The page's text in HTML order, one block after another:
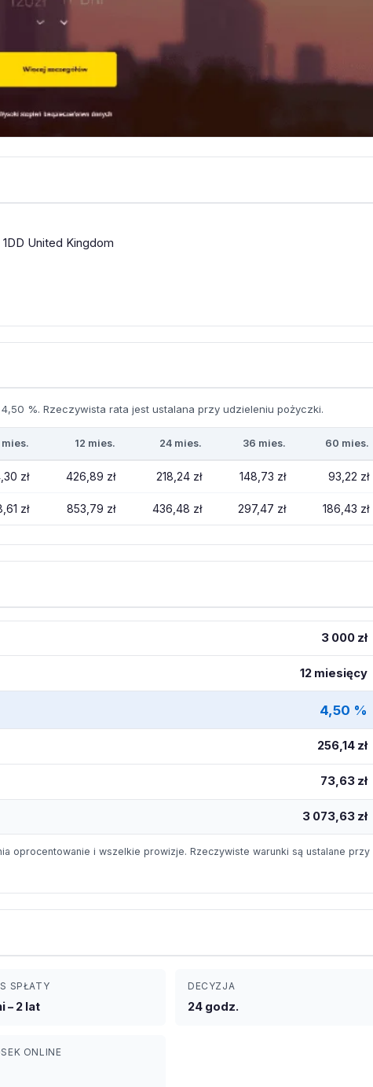
1DD United Kingdom
%. Rzeczywista rata jest ustalana przy udzieleniu pożyczki.
mies. 12 mies. 24 mies. 36 mies. 60 mies.
zł 426,89 zł 218,24 zł 148,73 zł 93,22 zł
zł 853,79 zł 436,48 zł 297,47 zł 186,43 zł
3 000 zł
12 miesięcy
4,50 %
256,14 zł
73,63 zł
3 073,63 zł
oprocentowanie i wszelkie prowizje. Rzeczywiste warunki są ustalane przy
SPŁATY
– 2 lat
DECYZJA
24 godz.
ONLINE